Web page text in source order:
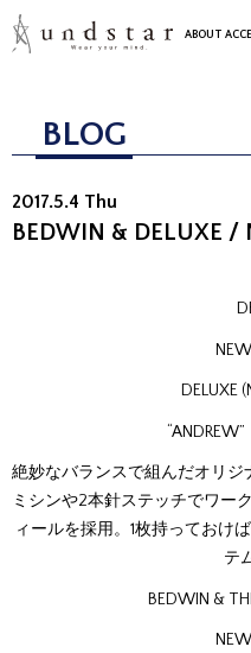
ABOUT
BLOG
2017.5.4 Thu
BEDWIN & DELUXE /
DELUXE
絶妙なバランスで組んだオリ
ミシンや2本針ステッチでワー
ィールを採用。1枚持っておけ
テ
BEDWIN &